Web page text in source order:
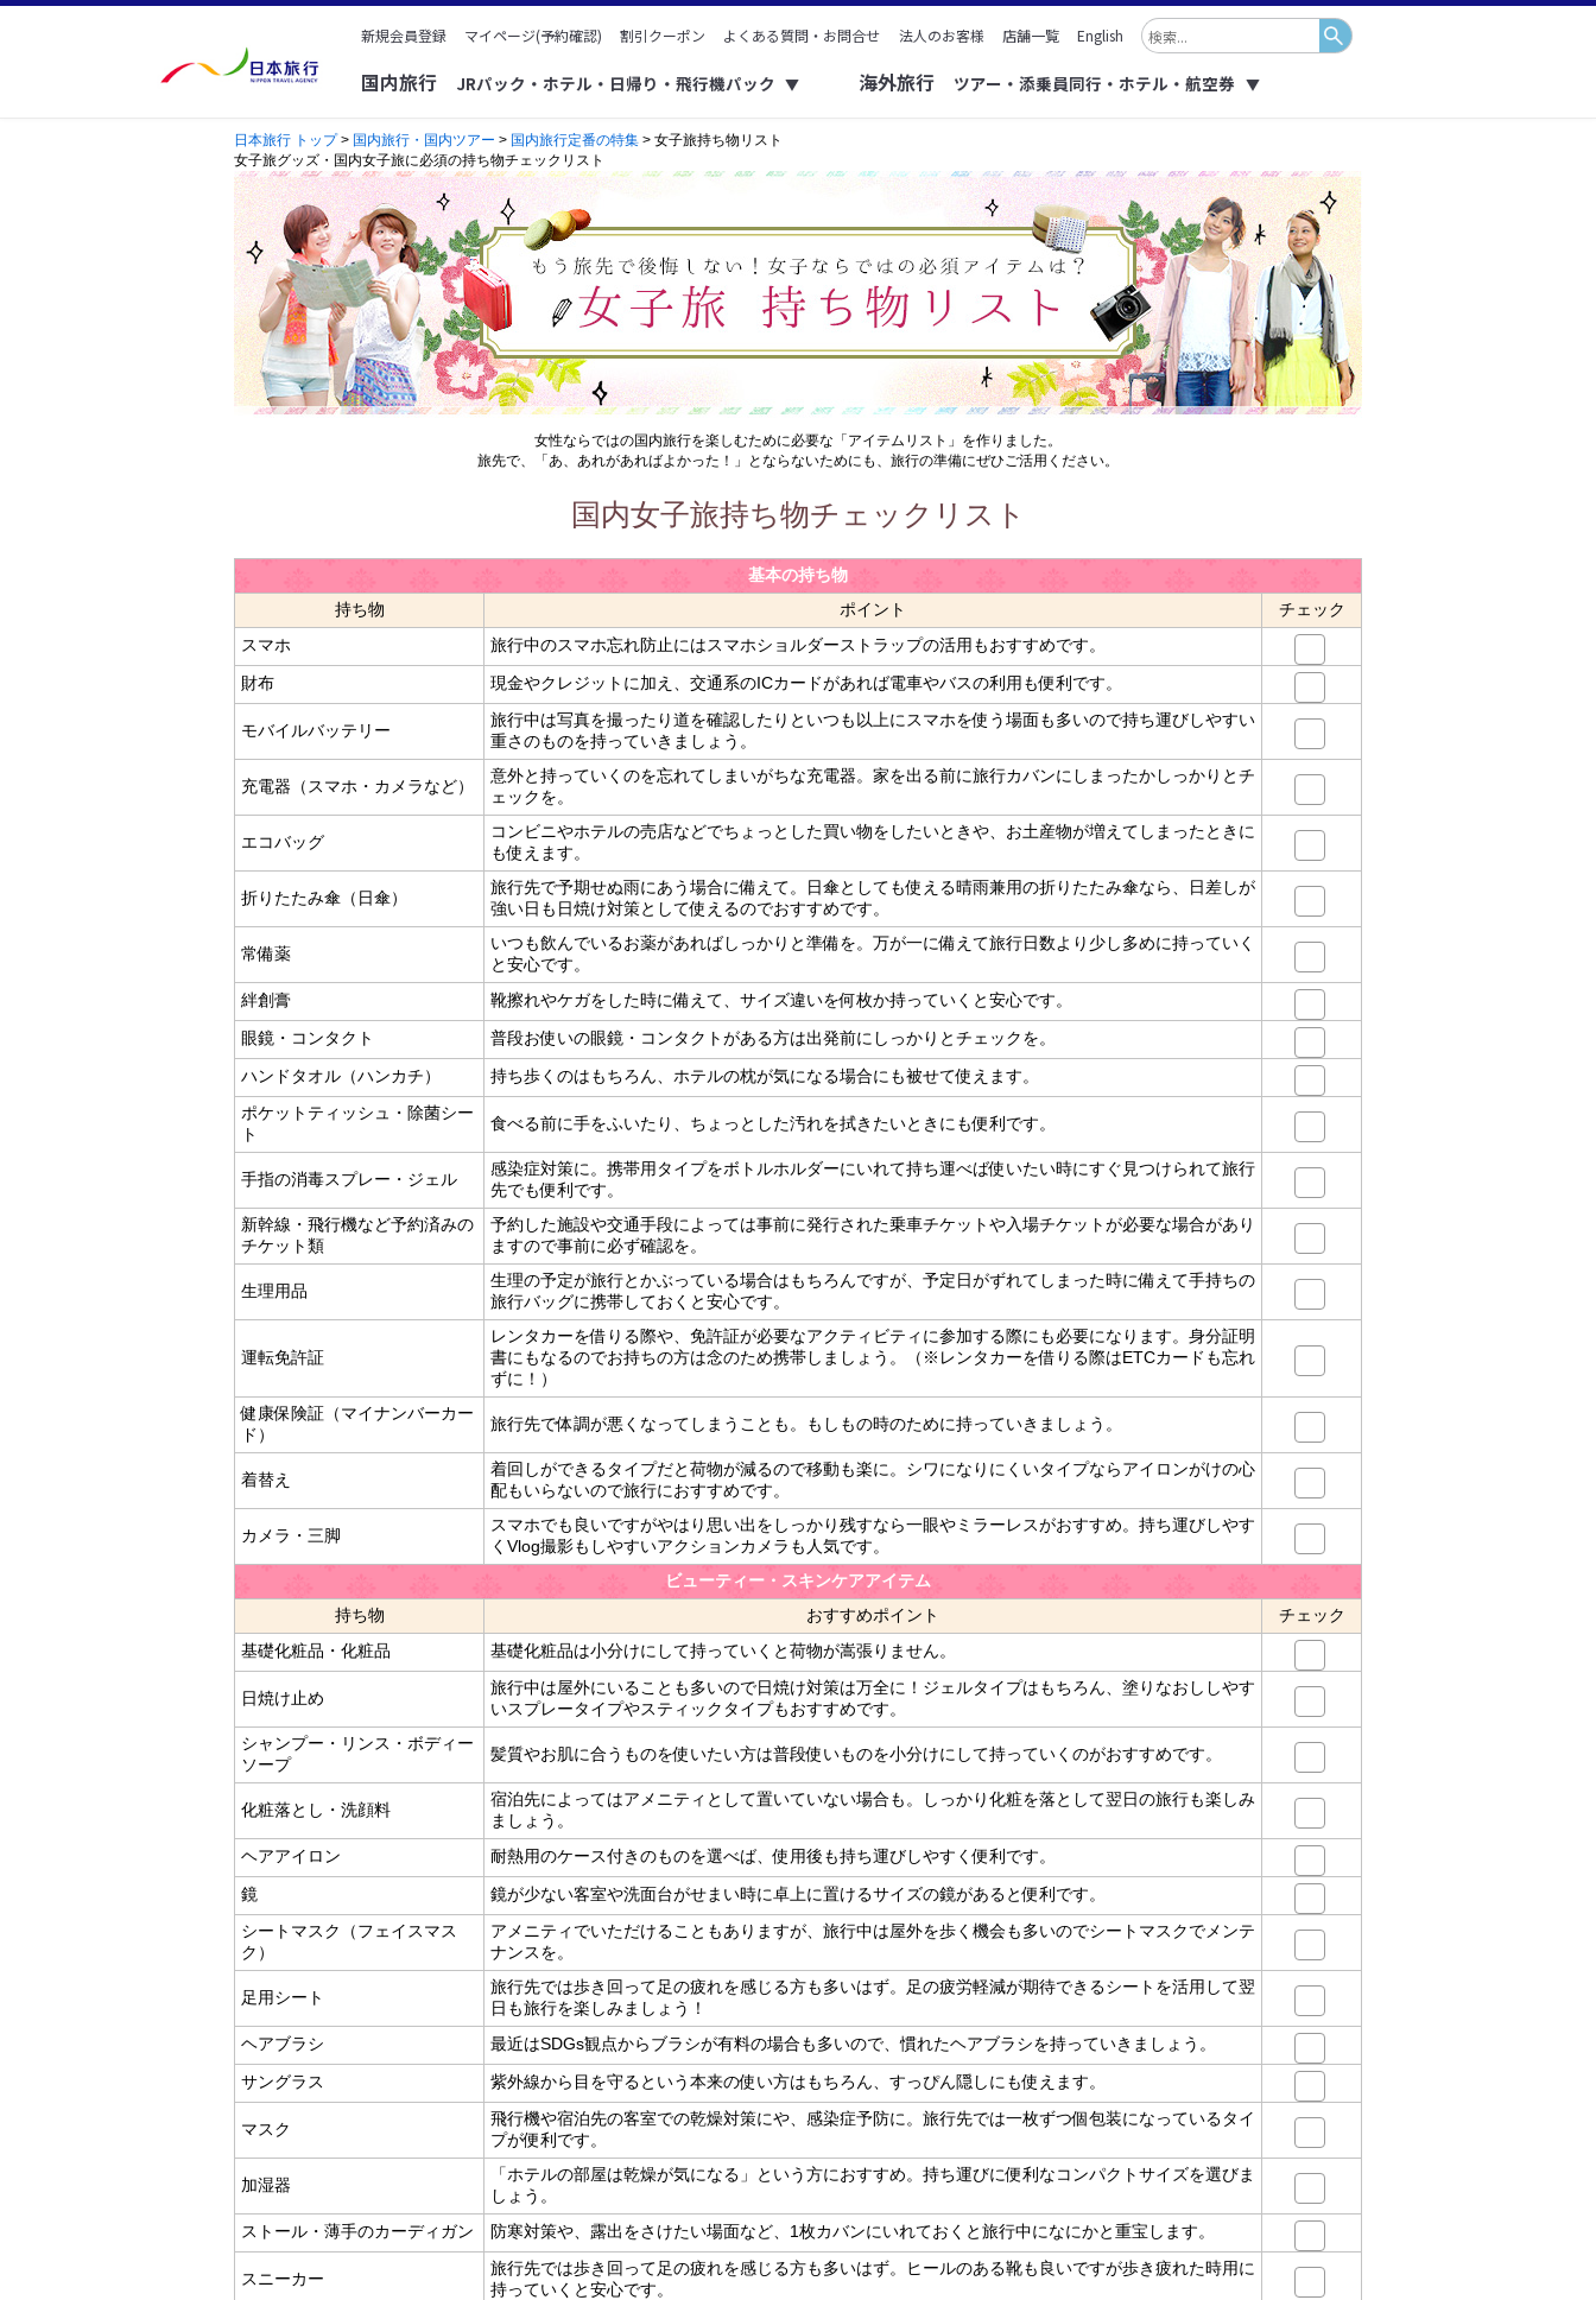
新規会員登録 マイページ(予約確認) 割引クーポン よくある質問・お問合せ 法人のお客様 店舗一覧 English
国内旅行 JRパック・ホテル・日帰り・飛行機パック ▼ 海外旅行 ツアー・添乗員同行・ホテル・航空券 ▼
日本旅行 トップ> 国内旅行・国内ツアー > 国内旅行定番の特集 > 女子旅持ち物リスト
女子旅グッズ・国内女子旅に必須の持ち物チェックリスト
女性ならではの国内旅行を楽しむために必要な「アイテムリスト」を作りました。
旅先で、「あ、あれがあればよかった！」とならないためにも、旅行の準備にぜひご活用ください。
国内女子旅持ち物チェックリスト
基本の持ち物
持ち物
ポイント
チェック
スマホ
旅行中のスマホ忘れ防止にはスマホショルダーストラップの活用もおすすめです。
財布
現金やクレジットに加え、交通系のICカードがあれば電車やバスの利用も便利です。
モバイルバッテリー
旅行中は写真を撮ったり道を確認したりといつも以上にスマホを使う場面も多いので持ち運びしやすい
重さのものを持っていきましょう。
充電器（スマホ・カメラなど）
意外と持っていくのを忘れてしまいがちな充電器。家を出る前に旅行カバンにしまったかしっかりとチ
ェックを。
エコバッグ
コンビニやホテルの売店などでちょっとした買い物をしたいときや、お土産物が増えてしまったときに
も使えます。
折りたたみ傘（日傘）
旅行先で予期せぬ雨にあう場合に備えて。日傘としても使える晴雨兼用の折りたたみ傘なら、日差しが
強い日も日焼け対策として使えるのでおすすめです。
常備薬
いつも飲んでいるお薬があればしっかりと準備を。万が一に備えて旅行日数より少し多めに持っていく
と安心です。
絆創膏
靴擦れやケガをした時に備えて、サイズ違いを何枚か持っていくと安心です。
眼鏡・コンタクト
普段お使いの眼鏡・コンタクトがある方は出発前にしっかりとチェックを。
ハンドタオル（ハンカチ）
持ち歩くのはもちろん、ホテルの枕が気になる場合にも被せて使えます。
ポケットティッシュ・除菌シー
ト
食べる前に手をふいたり、ちょっとした汚れを拭きたいときにも便利です。
手指の消毒スプレー・ジェル
感染症対策に。携帯用タイプをボトルホルダーにいれて持ち運べば使いたい時にすぐ見つけられて旅行
先でも便利です。
新幹線・飛行機など予約済みの
チケット類
予約した施設や交通手段によっては事前に発行された乗車チケットや入場チケットが必要な場合があり
ますので事前に必ず確認を。
生理用品
生理の予定が旅行とかぶっている場合はもちろんですが、予定日がずれてしまった時に備えて手持ちの
旅行バッグに携帯しておくと安心です。
運転免許証
レンタカーを借りる際や、免許証が必要なアクティビティに参加する際にも必要になります。身分証明
書にもなるのでお持ちの方は念のため携帯しましょう。（※レンタカーを借りる際はETCカードも忘れ
ずに！）
健康保険証（マイナンバーカー
ド）
旅行先で体調が悪くなってしまうことも。もしもの時のために持っていきましょう。
着替え
着回しができるタイプだと荷物が減るので移動も楽に。シワになりにくいタイプならアイロンがけの心
配もいらないので旅行におすすめです。
カメラ・三脚
スマホでも良いですがやはり思い出をしっかり残すなら一眼やミラーレスがおすすめ。持ち運びしやす
くVlog撮影もしやすいアクションカメラも人気です。
ビューティー・スキンケアアイテム
持ち物
おすすめポイント
チェック
基礎化粧品・化粧品
基礎化粧品は小分けにして持っていくと荷物が嵩張りません。
日焼け止め
旅行中は屋外にいることも多いので日焼け対策は万全に！ジェルタイプはもちろん、塗りなおししやす
いスプレータイプやスティックタイプもおすすめです。
シャンプー・リンス・ボディー
ソープ
髪質やお肌に合うものを使いたい方は普段使いものを小分けにして持っていくのがおすすめです。
化粧落とし・洗顔料
宿泊先によってはアメニティとして置いていない場合も。しっかり化粧を落として翌日の旅行も楽しみ
ましょう。
ヘアアイロン
耐熱用のケース付きのものを選べば、使用後も持ち運びしやすく便利です。
鏡
鏡が少ない客室や洗面台がせまい時に卓上に置けるサイズの鏡があると便利です。
シートマスク（フェイスマス
ク）
アメニティでいただけることもありますが、旅行中は屋外を歩く機会も多いのでシートマスクでメンテ
ナンスを。
足用シート
旅行先では歩き回って足の疲れを感じる方も多いはず。足の疲労軽減が期待できるシートを活用して翌
日も旅行を楽しみましょう！
ヘアブラシ
最近はSDGs観点からブラシが有料の場合も多いので、慣れたヘアブラシを持っていきましょう。
サングラス
紫外線から目を守るという本来の使い方はもちろん、すっぴん隠しにも使えます。
マスク
飛行機や宿泊先の客室での乾燥対策にや、感染症予防に。旅行先では一枚ずつ個包装になっているタイ
プが便利です。
加湿器
「ホテルの部屋は乾燥が気になる」という方におすすめ。持ち運びに便利なコンパクトサイズを選びま
しょう。
ストール・薄手のカーディガン
防寒対策や、露出をさけたい場面など、1枚カバンにいれておくと旅行中になにかと重宝します。
スニーカー
旅行先では歩き回って足の疲れを感じる方も多いはず。ヒールのある靴も良いですが歩き疲れた時用に
持っていくと安心です。